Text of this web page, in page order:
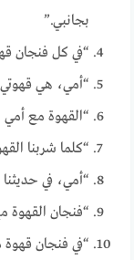
بجانبي.”
“في كل فنجان
“أمي، هي قهوتي
“القهوة مع
“كلما شربنا
“أمي، في
“فنجان
“في فنجان